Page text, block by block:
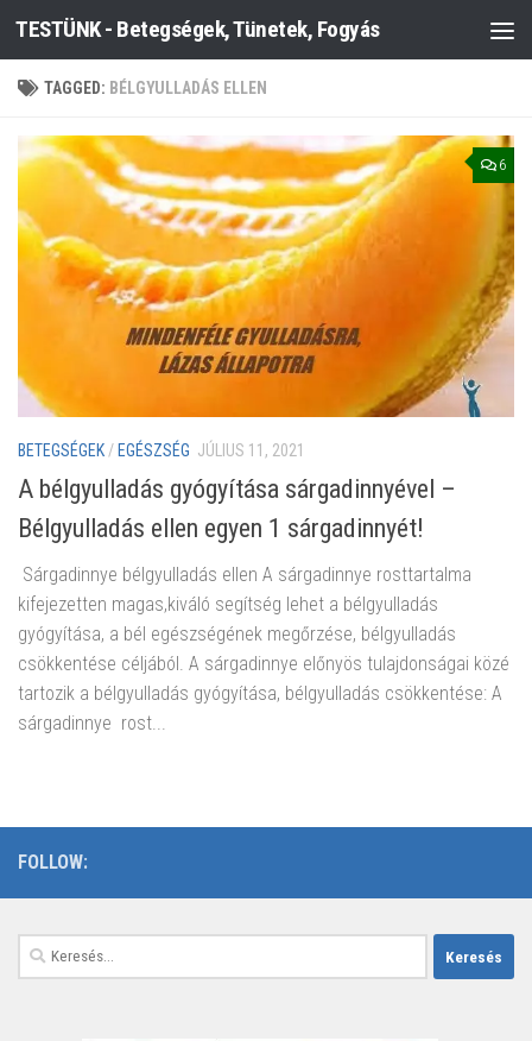
Skip to content
TESTÜNK - Betegségek, Tünetek, Fogyás
TAGGED: BÉLGYULLADÁS ELLEN
6
BETEGSÉGEK / EGÉSZSÉG JÚLIUS 11, 2021
A bélgyulladás gyógyítása sárgadinnyével –
Bélgyulladás ellen egyen 1 sárgadinnyét!
Sárgadinnye bélgyulladás ellen A sárgadinnye rosttartalma
kifejezetten magas,kiváló segítség lehet a bélgyulladás
gyógyítása, a bél egészségének megőrzése, bélgyulladás
csökkentése céljából. A sárgadinnye előnyös tulajdonságai közé
tartozik a bélgyulladás gyógyítása, bélgyulladás csökkentése: A
sárgadinnye rost...
FOLLOW:
Keresés: